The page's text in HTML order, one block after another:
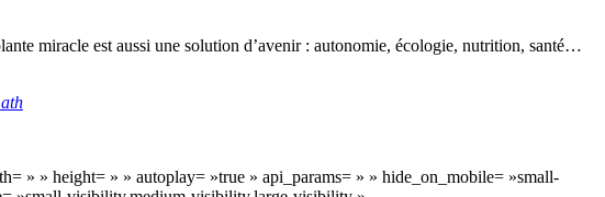
miracle est aussi une solution d’avenir : autonomie, écologie, nutrition, santé…
» » height= » » autoplay= »true » api_params= » » hide_on_mobile= »small-